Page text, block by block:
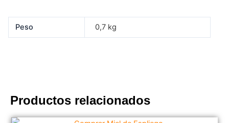
Peso 0,7 kg
Productos relacionados